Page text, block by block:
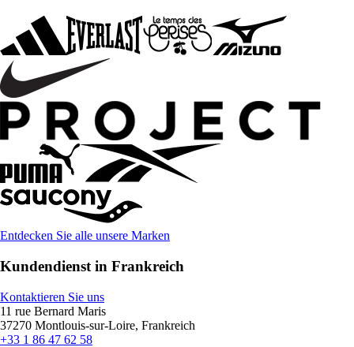
Entdecken Sie alle unsere Marken
Kundendienst in Frankreich
Kontaktieren Sie uns
11 rue Bernard Maris
37270 Montlouis-sur-Loire, Frankreich
+33 1 86 47 62 58